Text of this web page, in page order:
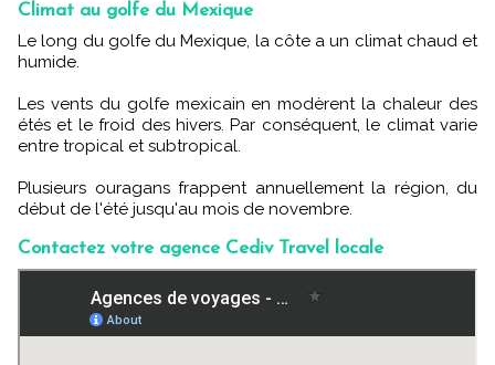
Climat au golfe du Mexique
Le long du golfe du Mexique, la côte a un climat chaud et
humide.
Les vents du golfe mexicain en modèrent la chaleur des
étés et le froid des hivers. Par conséquent, le climat varie
entre tropical et subtropical.
Plusieurs ouragans frappent annuellement la région, du
début de l'été jusqu'au mois de novembre.
Contactez votre agence Cediv Travel locale